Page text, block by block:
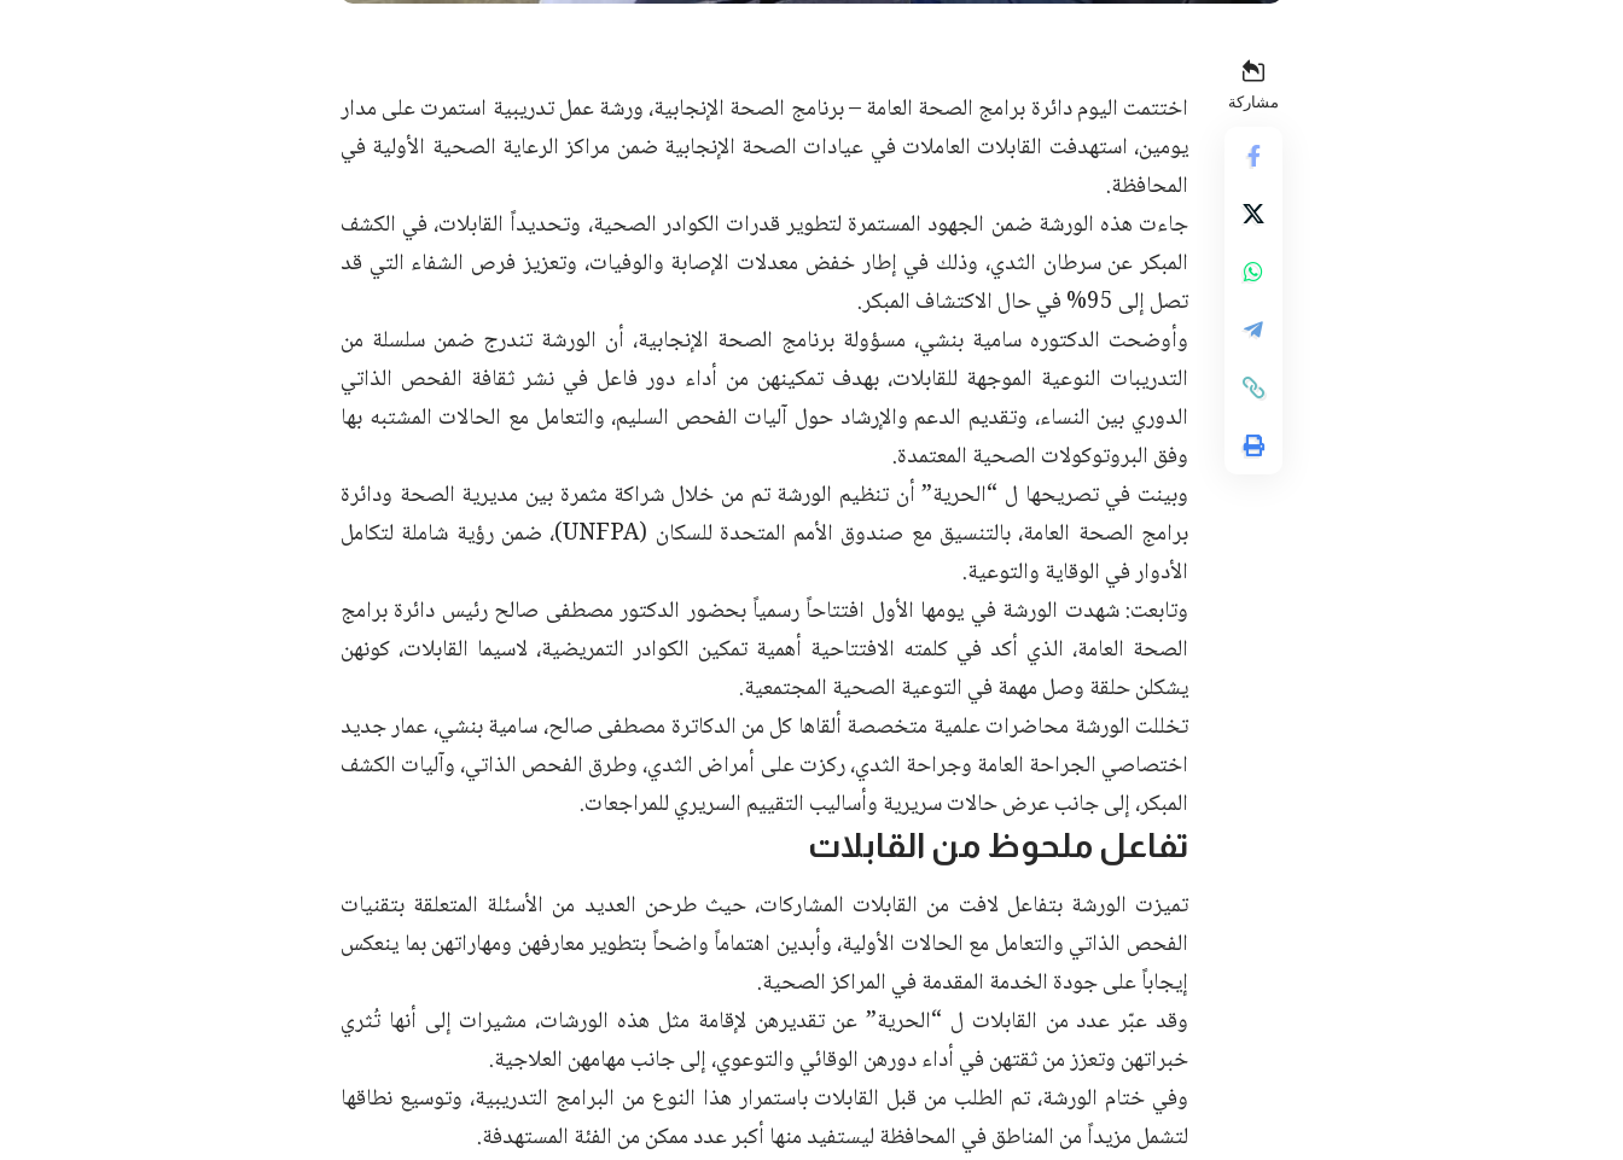
مشاركة
اختتمت اليوم دائرة برامج الصحة العامة – برنامج الصحة الإنجابية، ورشة عمل تدريبية استمرت على مدار
يومين، استهدفت القابلات العاملات في عيادات الصحة الإنجابية ضمن مراكز الرعاية الصحية الأولية في
المحافظة.
جاءت هذه الورشة ضمن الجهود المستمرة لتطوير قدرات الكوادر الصحية، وتحديداً القابلات، في الكشف
المبكر عن سرطان الثدي، وذلك في إطار خفض معدلات الإصابة والوفيات، وتعزيز فرص الشفاء التي قد
تصل إلى 95% في حال الاكتشاف المبكر.
وأوضحت الدكتوره سامية بنشي، مسؤولة برنامج الصحة الإنجابية، أن الورشة تندرج ضمن سلسلة من
التدريبات النوعية الموجهة للقابلات، بهدف تمكينهن من أداء دور فاعل في نشر ثقافة الفحص الذاتي
الدوري بين النساء، وتقديم الدعم والإرشاد حول آليات الفحص السليم، والتعامل مع الحالات المشتبه بها
وفق البروتوكولات الصحية المعتمدة.
وبينت في تصريحها ل “الحرية” أن تنظيم الورشة تم من خلال شراكة مثمرة بين مديرية الصحة ودائرة
برامج الصحة العامة، بالتنسيق مع صندوق الأمم المتحدة للسكان (UNFPA)، ضمن رؤية شاملة لتكامل
الأدوار في الوقاية والتوعية.
وتابعت: شهدت الورشة في يومها الأول افتتاحاً رسمياً بحضور الدكتور مصطفى صالح رئيس دائرة برامج
الصحة العامة، الذي أكد في كلمته الافتتاحية أهمية تمكين الكوادر التمريضية، لاسيما القابلات، كونهن
يشكلن حلقة وصل مهمة في التوعية الصحية المجتمعية.
تخللت الورشة محاضرات علمية متخصصة ألقاها كل من الدكاترة مصطفى صالح، سامية بنشي، عمار جديد
اختصاصي الجراحة العامة وجراحة الثدي، ركزت على أمراض الثدي، وطرق الفحص الذاتي، وآليات الكشف
المبكر، إلى جانب عرض حالات سريرية وأساليب التقييم السريري للمراجعات.
تفاعل ملحوظ من القابلات
تميزت الورشة بتفاعل لافت من القابلات المشاركات، حيث طرحن العديد من الأسئلة المتعلقة بتقنيات
الفحص الذاتي والتعامل مع الحالات الأولية، وأبدين اهتماماً واضحاً بتطوير معارفهن ومهاراتهن بما ينعكس
إيجاباً على جودة الخدمة المقدمة في المراكز الصحية.
وقد عبّر عدد من القابلات ل “الحرية” عن تقديرهن لإقامة مثل هذه الورشات، مشيرات إلى أنها تُثري
خبراتهن وتعزز من ثقتهن في أداء دورهن الوقائي والتوعوي، إلى جانب مهامهن العلاجية.
وفي ختام الورشة، تم الطلب من قبل القابلات باستمرار هذا النوع من البرامج التدريبية، وتوسيع نطاقها
لتشمل مزيداً من المناطق في المحافظة ليستفيد منها أكبر عدد ممكن من الفئة المستهدفة.